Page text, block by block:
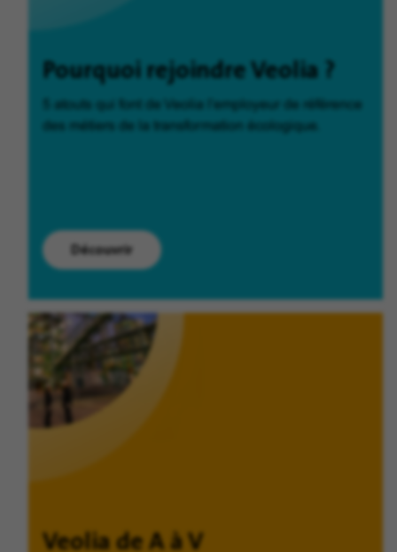
Pourquoi rejoindre Veolia ?
Découvrir
Veolia de A à V